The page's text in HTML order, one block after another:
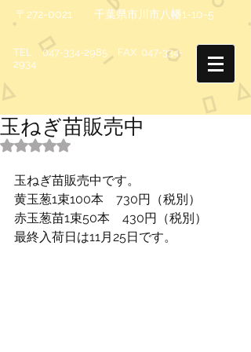
〒272-0021 千葉県市川市八幡1-10-5
TEL 047-334-2985 FAX 047-334-
2934
玉ねぎ苗販売中
5つ星のうちNaNと評価されています。
玉ねぎ苗販売中です。
黄玉葱1束100本　730円（税別）
赤玉葱苗1束50本　430円（税別）
最終入荷日は11月25日です。